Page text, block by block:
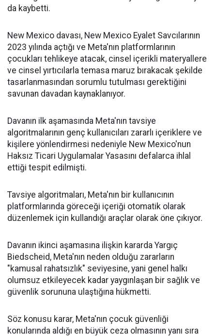
da kaybetti.
New Mexico davası, New Mexico Eyalet Savcılarının
2023 yılında açtığı ve Meta'nın platformlarının
çocukları tehlikeye atacak, cinsel içerikli materyallere
ve cinsel yırtıcılarla temasa maruz bırakacak şekilde
tasarlanmasından sorumlu tutulması gerektiğini
savunan davadan kaynaklanıyor.
Davanın ilk aşamasında Meta'nın tavsiye
algoritmalarının genç kullanıcıları zararlı içeriklere ve
kişilere yönlendirmesi nedeniyle New Mexico'nun
Haksız Ticari Uygulamalar Yasasını defalarca ihlal
ettiği tespit edilmişti.
Tavsiye algoritmaları, Meta'nın bir kullanıcının
platformlarında göreceği içeriği otomatik olarak
düzenlemek için kullandığı araçlar olarak öne çıkıyor.
Davanın ikinci aşamasına ilişkin kararda Yargıç
Biedscheid, Meta'nın neden olduğu zararların
"kamusal rahatsızlık" seviyesine, yani genel halkı
olumsuz etkileyecek kadar yaygınlaşan bir sağlık ve
güvenlik sorununa ulaştığına hükmetti.
Söz konusu karar, Meta'nın çocuk güvenliği
konularında aldığı en büyük ceza olmasının yanı sıra